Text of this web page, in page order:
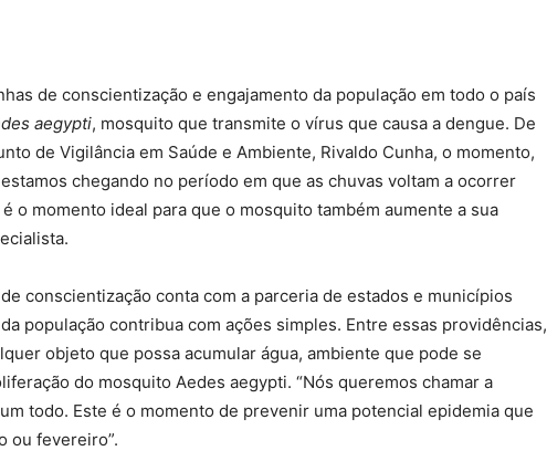
de conscientização e engajamento da população em todo o país
aegypti, mosquito que transmite o vírus que causa a dengue. De
de Vigilância em Saúde e Ambiente, Rivaldo Cunha, o momento,
chegando no período em que as chuvas voltam a ocorrer
o momento ideal para que o mosquito também aumente a sua
conscientização conta com a parceria de estados e municípios
população contribua com ações simples. Entre essas providências,
objeto que possa acumular água, ambiente que pode se
do mosquito Aedes aegypti. “Nós queremos chamar a
todo. Este é o momento de prevenir uma potencial epidemia que
ou fevereiro”.